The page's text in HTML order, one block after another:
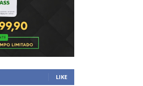
LIKE